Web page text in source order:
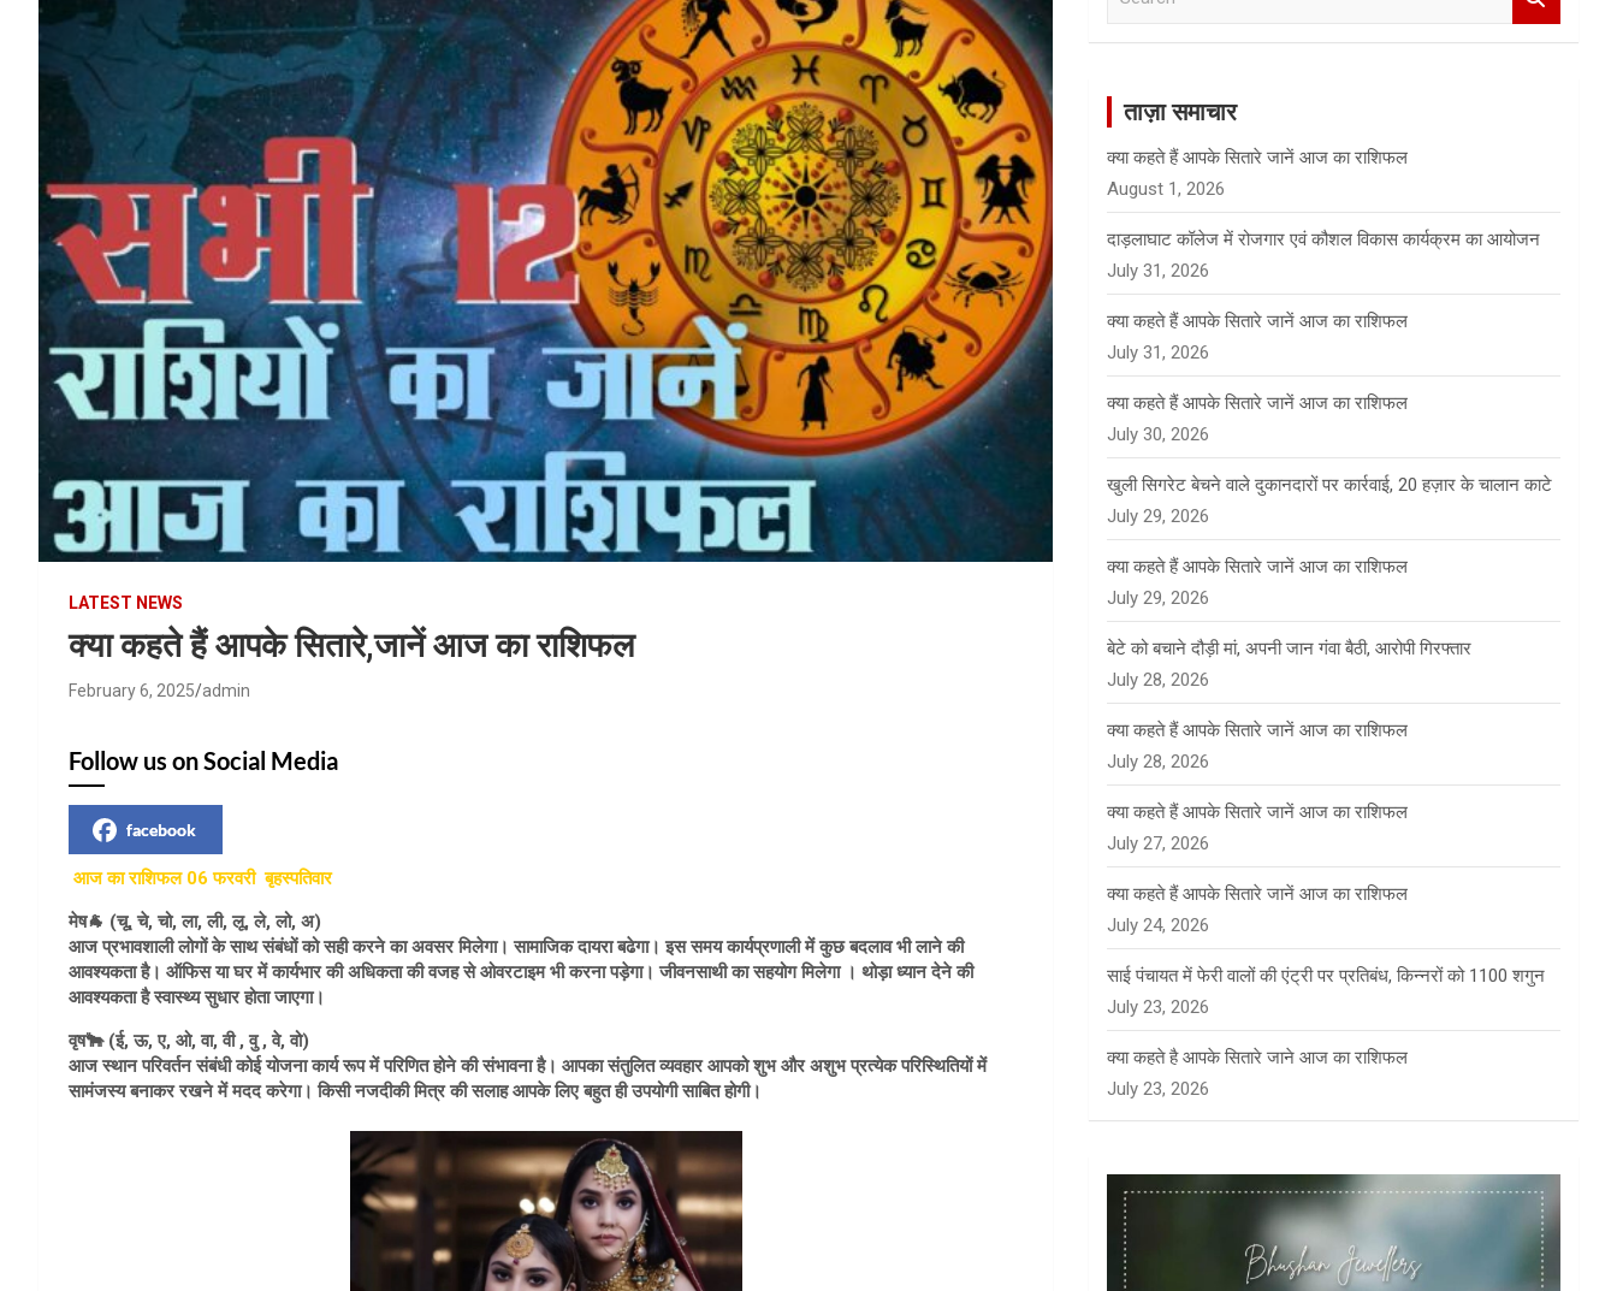
HP News.
LATEST NEWS
क्या कहते हैं आपके सितारे,जानें आज का राशिफल
February 6, 2025 admin
Follow us on Social Media
facebook
आज का राशिफल 06 फरवरी बृहस्पतिवार
मेष🐐 (चू, चे, चो, ला, ली, लू, ले, लो, अ)
आज प्रभावशाली लोगों के साथ संबंधों को सही करने का अवसर मिलेगा। सामाजिक दायरा बढेगा। इस समय कार्यप्रणाली में कुछ बदलाव भी लाने की
आवश्यकता है। ऑफिस या घर में कार्यभार की अधिकता की वजह से ओवरटाइम भी करना पड़ेगा। जीवनसाथी का सहयोग मिलेगा । थोड़ा ध्यान देने की
आवश्यकता है स्वास्थ्य सुधार होता जाएगा।
वृष🐂 (ई, ऊ, ए, ओ, वा, वी , वु , वे, वो)
आज स्थान परिवर्तन संबंधी कोई योजना कार्य रूप में परिणित होने की संभावना है। आपका संतुलित व्यवहार आपको शुभ और अशुभ प्रत्येक परिस्थितियों में
सामंजस्य बनाकर रखने में मदद करेगा। किसी नजदीकी मित्र की सलाह आपके लिए बहुत ही उपयोगी साबित होगी।
ताज़ा समाचार
क्या कहते हैं आपके सितारे जानें आज का राशिफल
August 1, 2026
दाड़लाघाट कॉलेज में रोजगार एवं कौशल विकास कार्यक्रम का आयोजन
July 31, 2026
क्या कहते हैं आपके सितारे जानें आज का राशिफल
July 31, 2026
क्या कहते हैं आपके सितारे जानें आज का राशिफल
July 30, 2026
खुली सिगरेट बेचने वाले दुकानदारों पर कार्रवाई, 20 हज़ार के चालान काटे
July 29, 2026
क्या कहते हैं आपके सितारे जानें आज का राशिफल
July 29, 2026
बेटे को बचाने दौड़ी मां, अपनी जान गंवा बैठी, आरोपी गिरफ्तार
July 28, 2026
क्या कहते हैं आपके सितारे जानें आज का राशिफल
July 28, 2026
क्या कहते हैं आपके सितारे जानें आज का राशिफल
July 27, 2026
क्या कहते हैं आपके सितारे जानें आज का राशिफल
July 24, 2026
साई पंचायत में फेरी वालों की एंट्री पर प्रतिबंध, किन्नरों को 1100 शगुन
July 23, 2026
क्या कहते है आपके सितारे जाने आज का राशिफल
July 23, 2026